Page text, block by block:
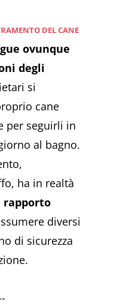
DEL CANE
ovunque
degli
si
cane
per seguirli in
al bagno.
ha in realtà
rapporto
diversi
di sicurezza